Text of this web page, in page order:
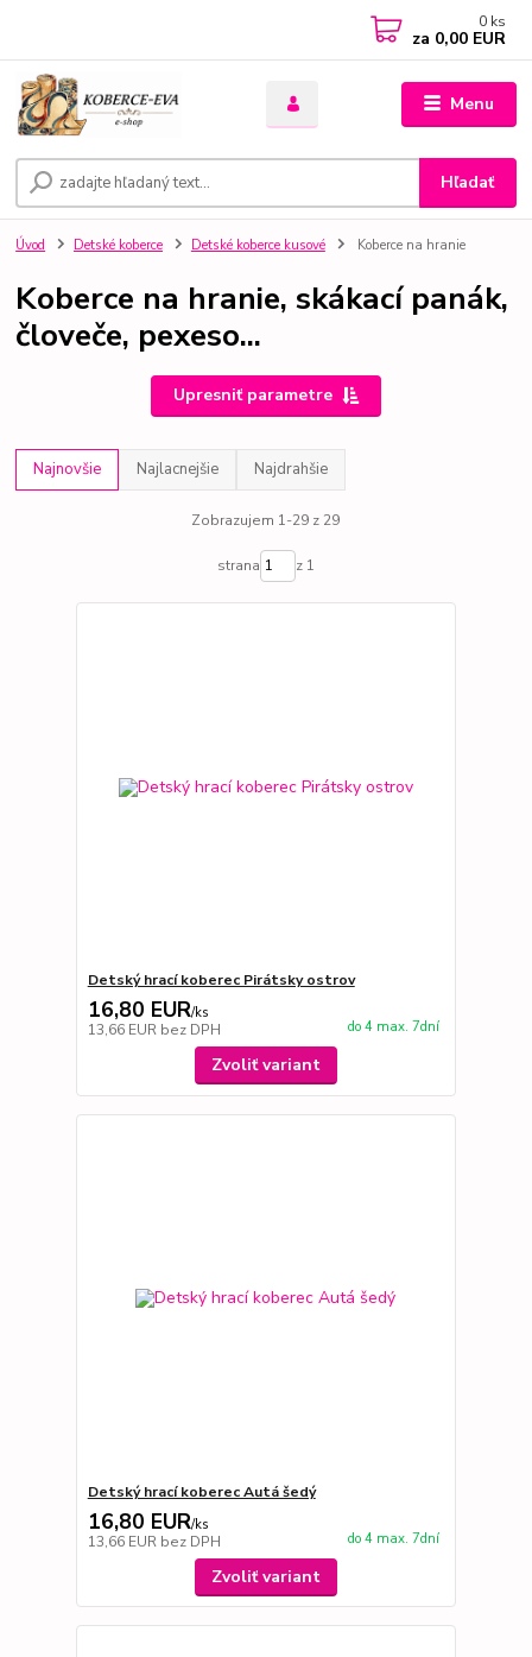
Menu
Hľadať
0 ks
za 0,00 EUR
Úvod Detské koberce Detské koberce kusové Koberce na hranie
Koberce na hranie, skákací panák,
človeče, pexeso...
Upresniť parametre
Najnovšie Najlacnejšie Najdrahšie
Zobrazujem 1-29 z 29
strana z 1
Detský hrací koberec Pirátsky ostrov
16,80 EUR/ks
13,66 EUR bez DPH do 4 max. 7dní
Zvoliť variant
Detský hrací koberec Autá šedý
16,80 EUR/ks
13,66 EUR bez DPH do 4 max. 7dní
Zvoliť variant